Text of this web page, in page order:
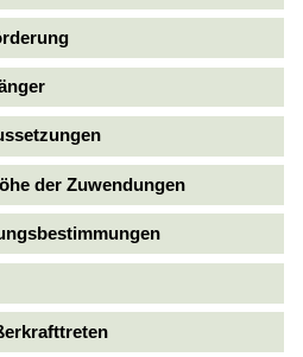
der Zuwendungen